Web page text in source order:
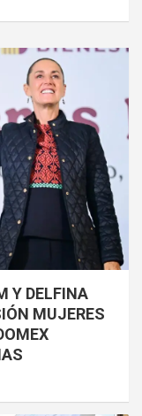
Y DELFINA
MUJERES